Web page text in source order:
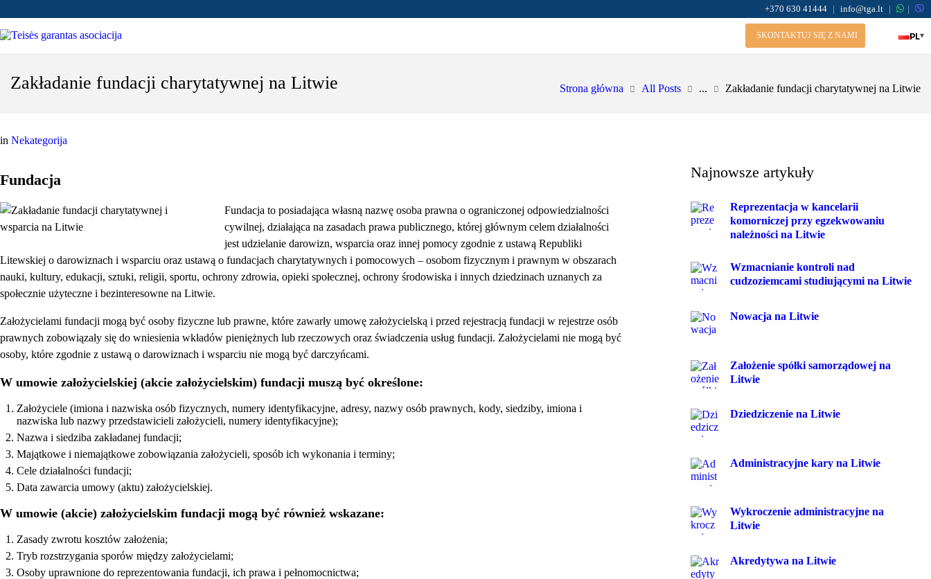
+370 630 41444 | info@tga.lt | |
SKONTAKTUJ SIĘ Z NAMI PL▾
Zakładanie fundacji charytatywnej na Litwie Strona główna All Posts ... Zakładanie fundacji charytatywnej na Litwie
in Nekategorija
Fundacja
Fundacja to posiadająca własną nazwę osoba prawna o ograniczonej odpowiedzialności
cywilnej, działająca na zasadach prawa publicznego, której głównym celem działalności
jest udzielanie darowizn, wsparcia oraz innej pomocy zgodnie z ustawą Republiki
Litewskiej o darowiznach i wsparciu oraz ustawą o fundacjach charytatywnych i pomocowych – osobom fizycznym i prawnym w obszarach
nauki, kultury, edukacji, sztuki, religii, sportu, ochrony zdrowia, opieki społecznej, ochrony środowiska i innych dziedzinach uznanych za
społecznie użyteczne i bezinteresowne na Litwie.
Założycielami fundacji mogą być osoby fizyczne lub prawne, które zawarły umowę założycielską i przed rejestracją fundacji w rejestrze osób
prawnych zobowiązały się do wniesienia wkładów pieniężnych lub rzeczowych oraz świadczenia usług fundacji. Założycielami nie mogą być
osoby, które zgodnie z ustawą o darowiznach i wsparciu nie mogą być darczyńcami.
W umowie założycielskiej (akcie założycielskim) fundacji muszą być określone:
Założyciele (imiona i nazwiska osób fizycznych, numery identyfikacyjne, adresy, nazwy osób prawnych, kody, siedziby, imiona i
nazwiska lub nazwy przedstawicieli założycieli, numery identyfikacyjne);
Nazwa i siedziba zakładanej fundacji;
Majątkowe i niemajątkowe zobowiązania założycieli, sposób ich wykonania i terminy;
Cele działalności fundacji;
Data zawarcia umowy (aktu) założycielskiej.
W umowie (akcie) założycielskim fundacji mogą być również wskazane:
Zasady zwrotu kosztów założenia;
Tryb rozstrzygania sporów między założycielami;
Osoby uprawnione do reprezentowania fundacji, ich prawa i pełnomocnictwa;
Najnowsze artykuły
Reprezentacja w kancelarii
komorniczej przy egzekwowaniu
należności na Litwie
Wzmacnianie kontroli nad
cudzoziemcami studiującymi na Litwie
Nowacja na Litwie
Założenie spółki samorządowej na
Litwie
Dziedziczenie na Litwie
Administracyjne kary na Litwie
Wykroczenie administracyjne na
Litwie
Akredytywa na Litwie